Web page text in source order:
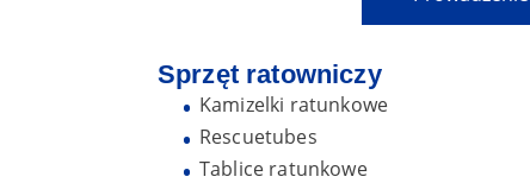
Sprzęt ratowniczy
Kamizelki ratunkowe
Rescuetubes
Tablice ratunkowe